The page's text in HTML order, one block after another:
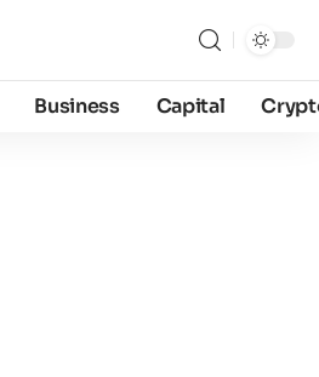
Business Capital